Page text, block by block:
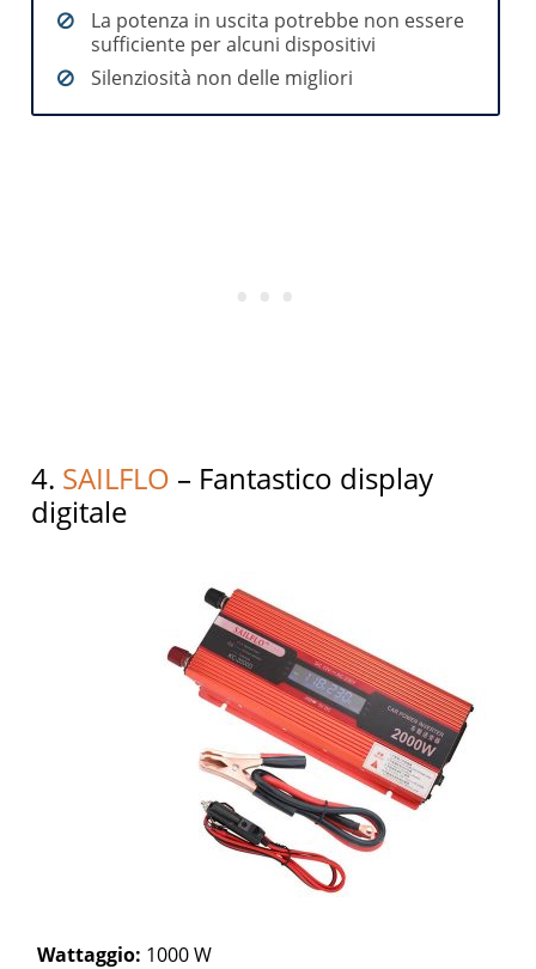
La potenza in uscita potrebbe non essere
sufficiente per alcuni dispositivi
Silenziosità non delle migliori
4. SAILFLO – Fantastico display
digitale
Wattaggio: 1000 W